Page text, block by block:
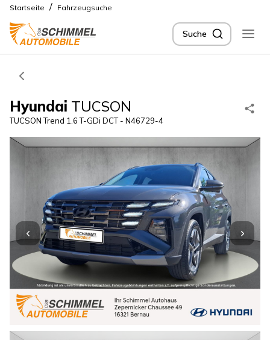
Startseite / Fahrzeugsuche
Suche
Hyundai TUCSON
TUCSON Trend 1.6 T-GDi DCT - N46729-4